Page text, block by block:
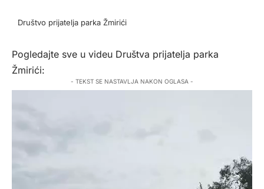
Društvo prijatelja parka Žmirići
Pogledajte sve u videu Društva prijatelja parka
Žmirići:
- TEKST SE NASTAVLJA NAKON OGLASA -